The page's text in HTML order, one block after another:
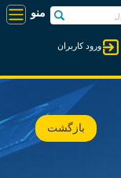
ورود کاربران
بازگشت